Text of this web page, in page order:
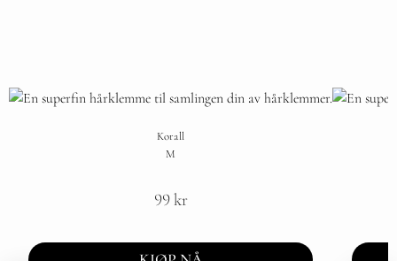
Korall
M
99kr